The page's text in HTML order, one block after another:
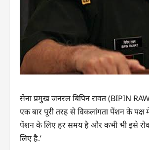
सेना प्रमुख जनरल बिपिन रावत (BIPIN
एक बार पूरी तरह से विकलांगता पेंशन के पक्ष
पेंशन के लिए हर समय है और कभी भी इसे
लिए है.’